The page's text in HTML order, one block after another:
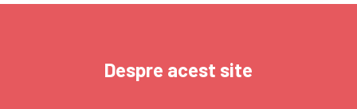
Despre acest site